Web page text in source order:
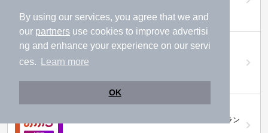
By using our services, you agree that we and
our partners use cookies to improve advertisi
ng and enhance your experience on our servi
ces.
Learn more
OK
ニフティ温泉ニュース
ニフティ温泉 おふろパス
温浴施設をお得に楽しめるサブスクリプションプラン